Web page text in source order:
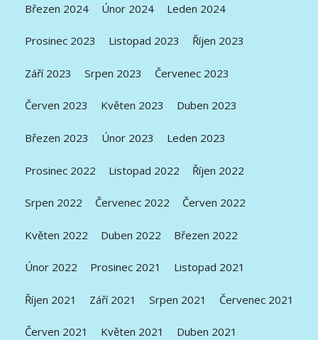
Březen 2024 Únor 2024 Leden 2024
Prosinec 2023 Listopad 2023 Říjen 2023
Září 2023 Srpen 2023 Červenec 2023
Červen 2023 Květen 2023 Duben 2023
Březen 2023 Únor 2023 Leden 2023
Prosinec 2022 Listopad 2022 Říjen 2022
Srpen 2022 Červenec 2022 Červen 2022
Květen 2022 Duben 2022 Březen 2022
Únor 2022 Prosinec 2021 Listopad 2021
Říjen 2021 Září 2021 Srpen 2021 Červenec 2021
Červen 2021 Květen 2021 Duben 2021